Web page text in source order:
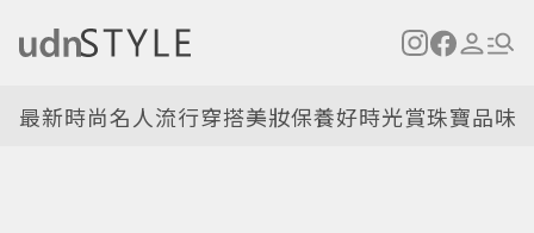
最新時尚名人流行穿搭美妝保養好時光賞珠寶品味